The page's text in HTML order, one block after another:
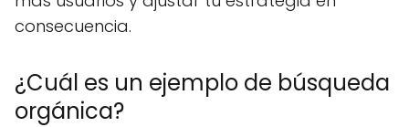
consecuencia.
¿Cuál es un ejemplo de búsqueda
orgánica?